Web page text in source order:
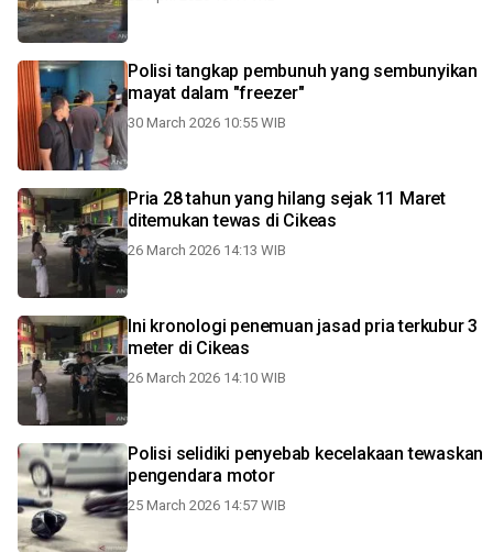
Polisi tangkap pembunuh yang sembunyikan
mayat dalam "freezer"
30 March 2026 10:55 WIB
Pria 28 tahun yang hilang sejak 11 Maret
ditemukan tewas di Cikeas
26 March 2026 14:13 WIB
Ini kronologi penemuan jasad pria terkubur 3
meter di Cikeas
26 March 2026 14:10 WIB
Polisi selidiki penyebab kecelakaan tewaskan
pengendara motor
25 March 2026 14:57 WIB